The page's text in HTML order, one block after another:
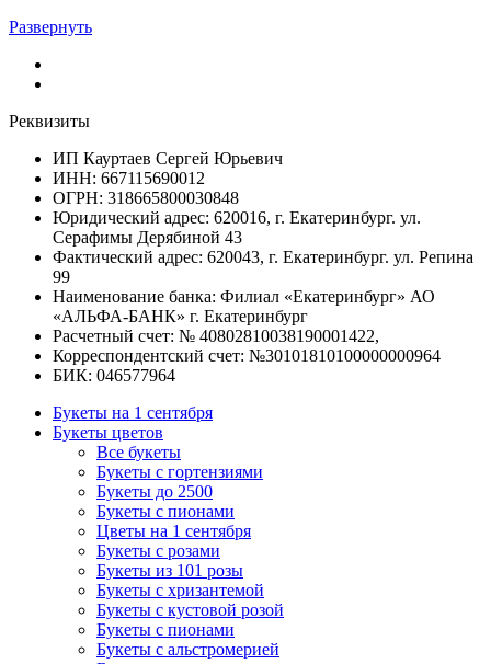
Развернуть
Реквизиты
ИП Кауртаев Сергей Юрьевич
ИНН: 667115690012
ОГРН: 318665800030848
Юридический адрес: 620016, г. Екатеринбург. ул.
Серафимы Дерябиной 43
Фактический адрес: 620043, г. Екатеринбург. ул. Репина
99
Наименование банка: Филиал «Екатеринбург» АО
«АЛЬФА-БАНК» г. Екатеринбург
Расчетный счет: № 40802810038190001422,
Корреспондентский счет: №30101810100000000964
БИК: 046577964
Букеты на 1 сентября
Букеты цветов
Все букеты
Букеты с гортензиями
Букеты до 2500
Букеты с пионами
Цветы на 1 сентября
Букеты с розами
Букеты из 101 розы
Букеты с хризантемой
Букеты с кустовой розой
Букеты с пионами
Букеты с альстромерией